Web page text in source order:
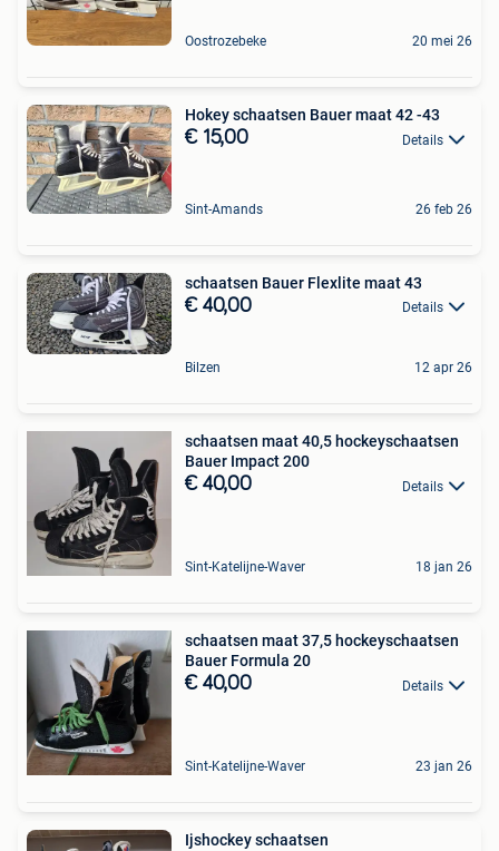
Oostrozebeke 20 mei 26
Hokey schaatsen Bauer maat 42 -43
€ 15,00 Details
Sint-Amands 26 feb 26
schaatsen Bauer Flexlite maat 43
€ 40,00 Details
Bilzen 12 apr 26
schaatsen maat 40,5 hockeyschaatsen
Bauer Impact 200
€ 40,00 Details
Sint-Katelijne-Waver 18 jan 26
schaatsen maat 37,5 hockeyschaatsen
Bauer Formula 20
€ 40,00 Details
Sint-Katelijne-Waver 23 jan 26
Ijshockey schaatsen